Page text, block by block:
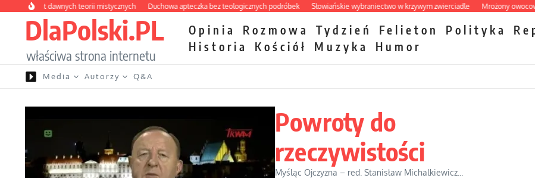
Przejdź do treści
dawnych teorii mistycznych Duchowa apteczka bez teologicznych podróbek Słowiańskie wybraniectwo w krzywym zwierciadle Mrożony owocowy
DlaPolski.PL
właściwa strona internetu
Opinia Rozmowa Tydzień Felieton Polityka
Historia
Kościół Muzyka Humor
Media Autorzy Q&A
Powroty do
rzeczywistości
Myśląc Ojczyzna – red. Stanisław Michalkiewicz...